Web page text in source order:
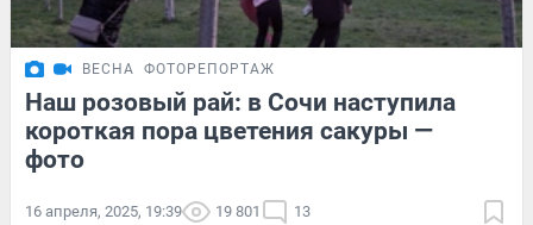
ВЕСНА ФОТОРЕПОРТАЖ
Наш розовый рай: в Сочи наступила
короткая пора цветения сакуры —
фото
16 апреля, 2025, 19:39 19 801 13